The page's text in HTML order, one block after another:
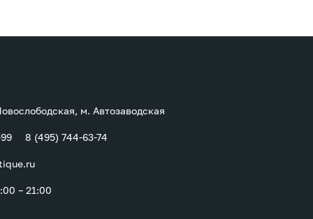
м. Автозаводская
8 (495) 744-63-74
– 21:00